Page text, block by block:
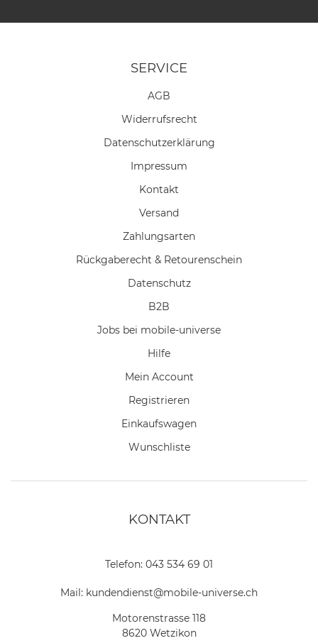
SERVICE
AGB
Widerrufs­recht
Daten­schutz­erklärung
Impressum
Kontakt
Versand
Zahlungsarten
Rückgaberecht & Retourenschein
Datenschutz
B2B
Jobs bei mobile-universe
Hilfe
Mein Account
Registrieren
Einkaufswagen
Wunschliste
KONTAKT
Telefon: 043 534 69 01
Mail: kundendienst@mobile-universe.ch
Motorenstrasse 118
8620 Wetzikon